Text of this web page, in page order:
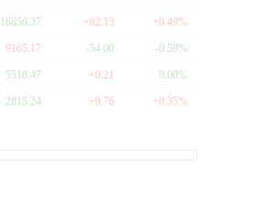
16856.37 +82.13 +0.49%
9165.17 -54.00 -0.59%
5518.47 +0.21 0.00%
2815.24 +9.76 +0.35%